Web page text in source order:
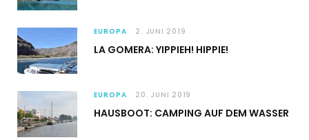
EUROPA 2. JUNI 2019
LA GOMERA: YIPPIEH! HIPPIE!
EUROPA 20. JUNI 2019
HAUSBOOT: CAMPING AUF DEM WASSER